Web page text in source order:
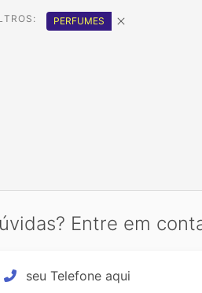
PERFUMES
Entre em
seu Telefone aqui